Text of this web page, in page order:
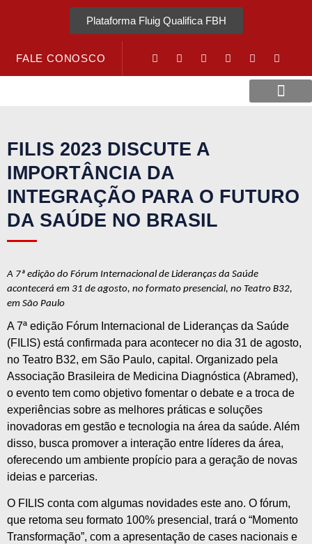
Plataforma Fluig Qualifica FBH
FALE CONOSCO
FILIS 2023 DISCUTE A
IMPORTÂNCIA DA
INTEGRAÇÃO PARA O FUTURO
DA SAÚDE NO BRASIL
A 7ª edição do Fórum Internacional de Lideranças da Saúde
acontecerá em 31 de agosto, no formato presencial, no Teatro B32,
em São Paulo
A 7ª edição Fórum Internacional de Lideranças da Saúde
(FILIS) está confirmada para acontecer no dia 31 de agosto,
no Teatro B32, em São Paulo, capital. Organizado pela
Associação Brasileira de Medicina Diagnóstica (Abramed),
o evento tem como objetivo fomentar o debate e a troca de
experiências sobre as melhores práticas e soluções
inovadoras em gestão e tecnologia na área da saúde. Além
disso, busca promover a interação entre líderes da área,
oferecendo um ambiente propício para a geração de novas
ideias e parcerias.
O FILIS conta com algumas novidades este ano. O fórum,
que retoma seu formato 100% presencial, trará o “Momento
Transformação”, com a apresentação de cases nacionais e